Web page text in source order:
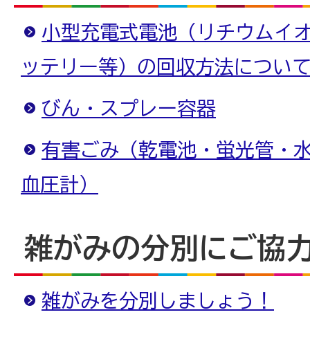
小型充電式電池（リチウムイ
ッテリー等）の回収方法につい
びん・スプレー容器
有害ごみ（乾電池・蛍光管・
血圧計）
雑がみの分別にご協
雑がみを分別しましょう！